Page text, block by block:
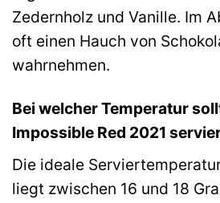
Zedernholz und Vanille. Im
oft einen Hauch von
wahrnehmen.
Bei welcher Temperatur
Impossible Red 2021
Die ideale
liegt zwischen 16 und 18